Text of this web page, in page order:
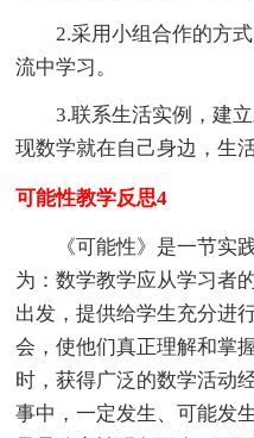
2.采用小组合作的方式
流中学习。
3.联系生活实例，建立
现数学就在自己身边，生
可能性教学反思4
《可能性》是一节实践
为：数学教学应从学习者
出发，提供给学生充分进
会，使他们真正理解和掌
时，获得广泛的数学活动
事中，一定发生、可能发